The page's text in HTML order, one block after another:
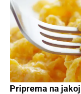
Priprema na